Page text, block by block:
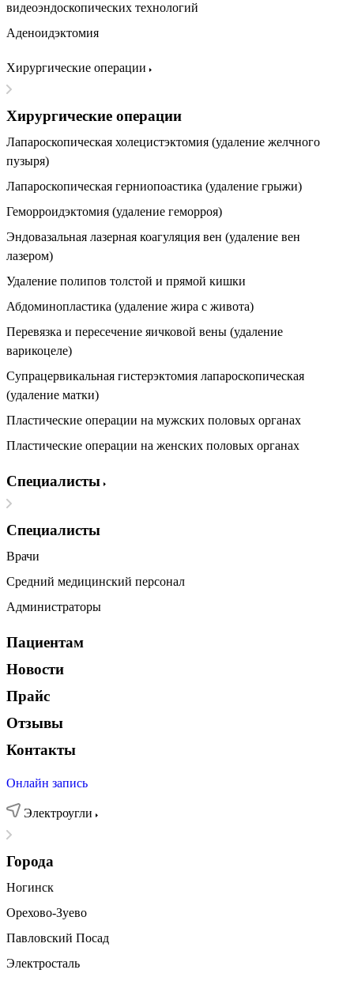
видеоэндоскопических технологий
Аденоидэктомия
Хирургические операции
Хирургические операции
Лапароскопическая холецистэктомия (удаление желчного
пузыря)
Лапароскопическая герниопоастика (удаление грыжи)
Геморроидэктомия (удаление геморроя)
Эндовазальная лазерная коагуляция вен (удаление вен
лазером)
Удаление полипов толстой и прямой кишки
Абдоминопластика (удаление жира с живота)
Перевязка и пересечение яичковой вены (удаление
варикоцеле)
Супрацервикальная гистерэктомия лапароскопическая
(удаление матки)
Пластические операции на мужских половых органах
Пластические операции на женских половых органах
Специалисты
Специалисты
Врачи
Средний медицинский персонал
Администраторы
Пациентам
Новости
Прайс
Отзывы
Контакты
Онлайн запись
Электроугли
Города
Ногинск
Орехово-Зуево
Павловский Посад
Электросталь